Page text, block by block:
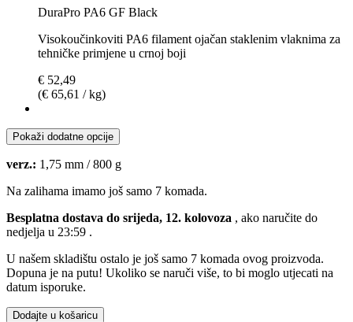
DuraPro PA6 GF Black
Visokoučinkoviti PA6 filament ojačan staklenim vlaknima za
tehničke primjene u crnoj boji
€ 52,49
(€ 65,61 / kg)
Pokaži dodatne opcije
verz.: 1,75 mm / 800 g
Na zalihama imamo još samo 7 komada.
Besplatna dostava do srijeda, 12. kolovoza , ako naručite do
nedjelja u 23:59 .
U našem skladištu ostalo je još samo 7 komada ovog proizvoda.
Dopuna je na putu! Ukoliko se naruči više, to bi moglo utjecati na
datum isporuke.
Dodajte u košaricu